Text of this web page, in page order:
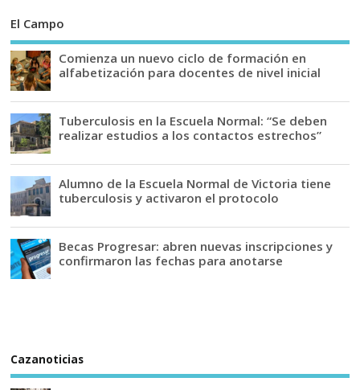
El Campo
Comienza un nuevo ciclo de formación en
alfabetización para docentes de nivel inicial
Tuberculosis en la Escuela Normal: “Se deben
realizar estudios a los contactos estrechos”
Alumno de la Escuela Normal de Victoria tiene
tuberculosis y activaron el protocolo
Becas Progresar: abren nuevas inscripciones y
confirmaron las fechas para anotarse
Cazanoticias